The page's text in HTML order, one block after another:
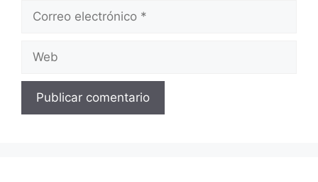
Correo
Web